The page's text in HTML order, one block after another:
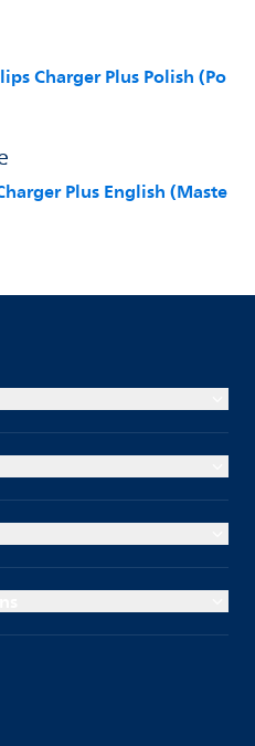
Charger Plus Polish (Po
Plus English (Maste